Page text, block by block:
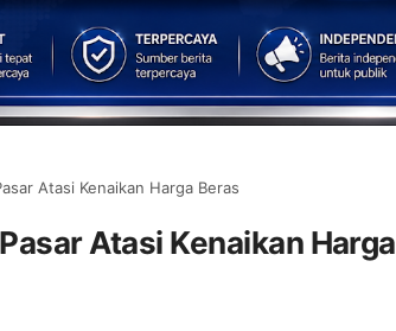
Atasi Kenaikan Harga Beras
Atasi Kenaikan Harga